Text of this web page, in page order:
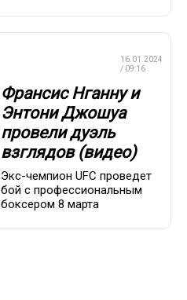
16.01.2024
/ 09:16
Франсис Нганну и
Энтони Джошуа
провели дуэль
взглядов (видео)
Экс-чемпион UFC проведет
бой с профессиональным
боксером 8 марта